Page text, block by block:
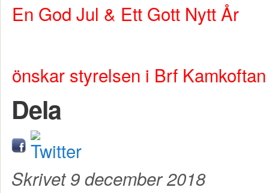
En God Jul & Ett Gott Nytt År
önskar styrelsen i Brf Kamkoftan
Dela
Skrivet 9 december 2018